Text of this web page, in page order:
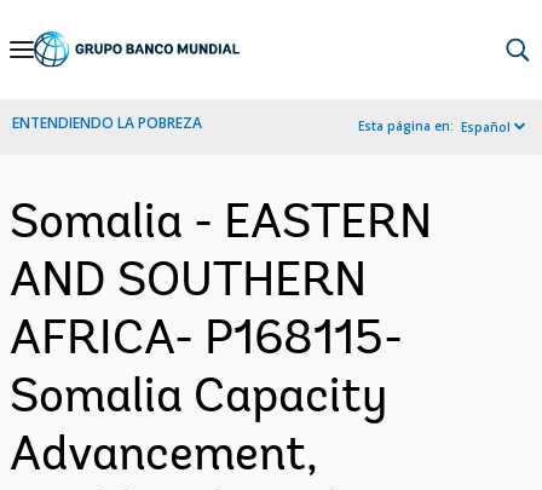
Skip
Navigation
ENTENDIENDO LA POBREZA Esta página en: Español
Somalia - EASTERN
AND SOUTHERN
AFRICA- P168115-
Somalia Capacity
Advancement,